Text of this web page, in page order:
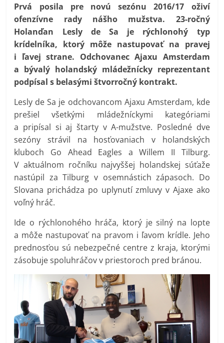
Prvá posila pre novú sezónu 2016/17 oživí
ofenzívne rady nášho mužstva. 23-ročný
Holanďan Lesly de Sa je rýchlonohý typ
krídelníka, ktorý môže nastupovať na pravej
i ľavej strane. Odchovanec Ajaxu Amsterdam
a bývalý holandský mládežnícky reprezentant
podpísal s belasými štvorročný kontrakt.
Lesly de Sa je odchovancom Ajaxu Amsterdam, kde
prešiel všetkými mládežníckymi kategóriami
a pripísal si aj štarty v A-mužstve. Posledné dve
sezóny strávil na hosťovaniach v holandských
kluboch Go Ahead Eagles a Willem II Tilburg.
V aktuálnom ročníku najvyššej holandskej súťaže
nastúpil za Tilburg v osemnástich zápasoch. Do
Slovana prichádza po uplynutí zmluvy v Ajaxe ako
voľný hráč.
Ide o rýchlonohého hráča, ktorý je silný na lopte
a môže nastupovať na pravom i ľavom krídle. Jeho
prednosťou sú nebezpečné centre z kraja, ktorými
zásobuje spoluhráčov v priestoroch pred bránou.